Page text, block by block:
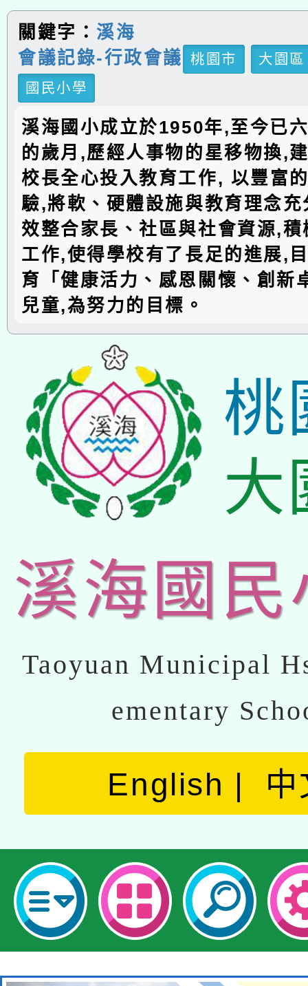
關鍵字： 溪海
會議記錄-行政會議
桃園市
大園區
國民小學
溪海國小成立於1950年,至今已
的歲月,歷經人事物的星移物換,
校長全心投入教育工作, 以豐富
驗,將軟、硬體設施與教育理念
效整合家長、社區與社會資源,
工作,使得學校有了長足的進展,
育「健康活力、感恩關懷、創新
兒童,為努力的目標。
桃
大
溪海國民
Taoyuan Municipal
ementary
English 中